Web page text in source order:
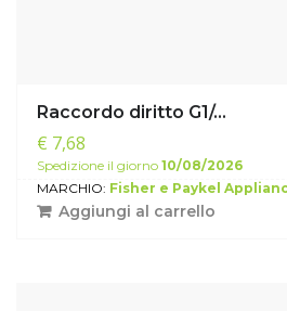
Raccordo diritto G1/...
€ 7,68
Spedizione il giorno 10/08/2026
MARCHIO: Fisher e Paykel
Aggiungi al carrello